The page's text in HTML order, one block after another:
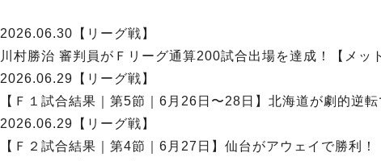
2026.06.30 【リーグ戦】
川村勝治 審判員がＦリーグ通算200試合出場を達成！【メッ
2026.06.29 【リーグ戦】
【Ｆ１試合結果｜第5節｜6月26日〜28日】北海道が劇的逆
2026.06.29 【リーグ戦】
【Ｆ２試合結果｜第4節｜6月27日】仙台がアウェイで勝利